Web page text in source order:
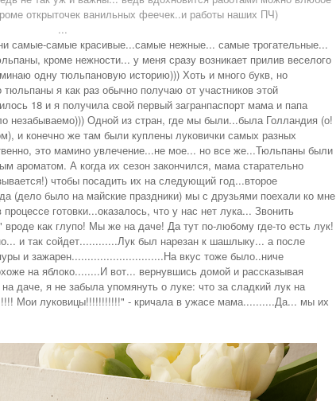
открыточек ванильных феечек..и работы наших ПЧ)
...
самые-самые красивые...самые нежные... самые трогательные...
кроме нежности... у меня сразу возникает прилив веселого
одну тюльпановую историю))) Хоть и много букв, но
я как раз обычно получаю от участников этой
18 и я получила свой первый загранпаспорт мама и папа
незабываемо))) Одной из стран, где мы были...была Голландия (о!
и конечно же там были куплены луковички самых разных
это мамино увлечение...не мое... но все же...Тюльпаны были
ароматом. А когда их сезон закончился, мама старательно
чтобы посадить их на следующий год...второе
(дело было на майские праздники) мы с друзьями поехали ко мне
готовки...оказалось, что у нас нет лука... Звонить
как глупо! Мы же на даче! Да тут по-любому где-то есть лук!
и так сойдет............Лук был нарезан к шашлыку... а после
и зажарен.............................На вкус тоже было..ниче
на яблоко........И вот... вернувшись домой и рассказывая
даче, я не забыла упомянуть о луке: что за сладкий лук на
Мои луковицы!!!!!!!!!!!" - кричала в ужасе мама..........Да... мы их